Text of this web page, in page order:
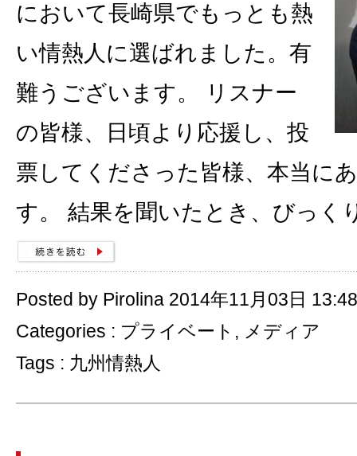
において長崎県でもっとも熱
い情熱人に選ばれました。有
難うございます。 リスナー
の皆様、日頃より応援し、投
票してくださった皆様、本当に
す。 結果を聞いたとき、びっく
Posted by Pirolina 2014年11月03日 13:48
Categories : プライベート , メディア
Tags : 九州情熱人